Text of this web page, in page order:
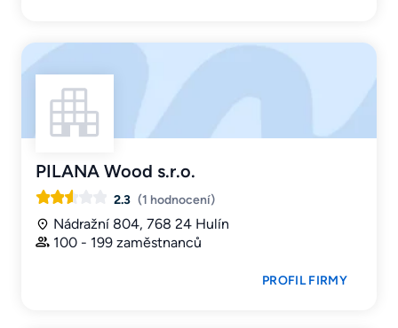
PILANA Wood s.r.o.
2.3 (1 hodnocení)
Nádražní 804, 768 24 Hulín
100 - 199 zaměstnanců
PROFIL FIRMY